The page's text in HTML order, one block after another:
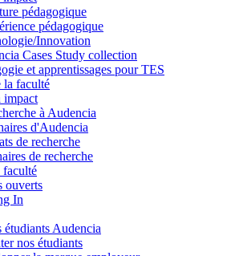
pédagogique
pédagogique
Innovation
Cases Study collection
et apprentissages pour TES
la faculté
impact
à Audencia
d'Audencia
de recherche
de recherche
faculté
ouverts
In
étudiants Audencia
nos étudiants